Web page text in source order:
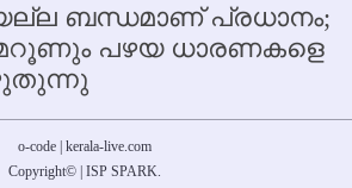
ബന്ധമാണ് പ്രധാനം;
പഴയ ധാരണകളെ
o-code | kerala-live.com
Copyright© | ISP SPARK